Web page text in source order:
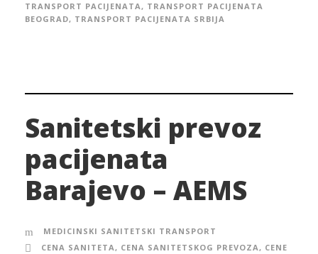
TRANSPORT PACIJENATA, TRANSPORT PACIJENATA
BEOGRAD, TRANSPORT PACIJENATA SRBIJA
Sanitetski prevoz
pacijenata
Barajevo – AEMS
MEDICINSKI SANITETSKI TRANSPORT
CENA SANITETA, CENA SANITETSKOG PREVOZA, CENE